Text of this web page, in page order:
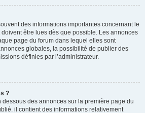
des informations importantes concernant le
être lues dès que possible. Les annonces
page du forum dans lequel elles sont
globales, la possibilité de publier des
définies par l’administrateur.
?
des annonces sur la première page du
il contient des informations relativement